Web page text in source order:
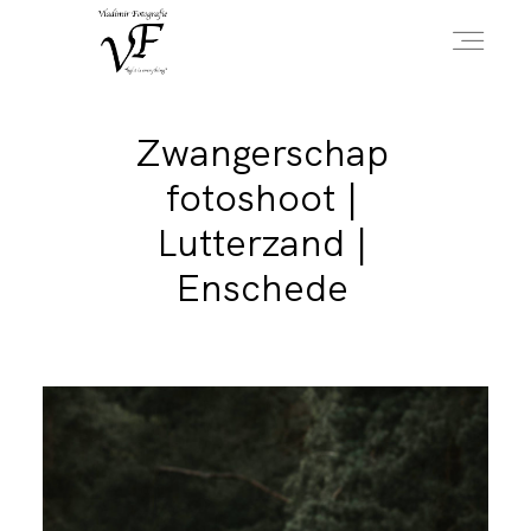
Zwangerschap
fotoshoot |
Lutterzand |
Enschede
HOME
PORTFOLIO
OVER MIJ
CONTACT